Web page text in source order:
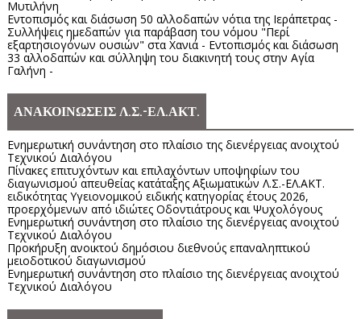
Μυτιλήνη
Εντοπισμός και διάσωση 50 αλλοδαπών νότια της Ιεράπετρας -
Συλλήψεις ημεδαπών για παράβαση του νόμου "Περί
εξαρτησιογόνων ουσιών" στα Χανιά - Εντοπισμός και διάσωση
33 αλλοδαπών και σύλληψη του διακινητή τους στην Αγία
Γαλήνη -
ΑΝΑΚΟΙΝΩΣΕΙΣ Λ.Σ.-ΕΛ.ΑΚΤ.
Ενημερωτική συνάντηση στο πλαίσιο της διενέργειας ανοιχτού
Τεχνικού Διαλόγου
Πίνακες επιτυχόντων και επιλαχόντων υποψηφίων του
διαγωνισμού απευθείας κατάταξης Αξιωματικών Λ.Σ.-ΕΛ.ΑΚΤ.
ειδικότητας Υγειονομικού ειδικής κατηγορίας έτους 2026,
προερχόμενων από ιδιώτες Οδοντιάτρους και Ψυχολόγους
Ενημερωτική συνάντηση στο πλαίσιο της διενέργειας ανοιχτού
Τεχνικού Διαλόγου
Προκήρυξη ανοικτού δημόσιου διεθνούς επαναληπτικού
μειοδοτικού διαγωνισμού
Ενημερωτική συνάντηση στο πλαίσιο της διενέργειας ανοιχτού
Τεχνικού Διαλόγου